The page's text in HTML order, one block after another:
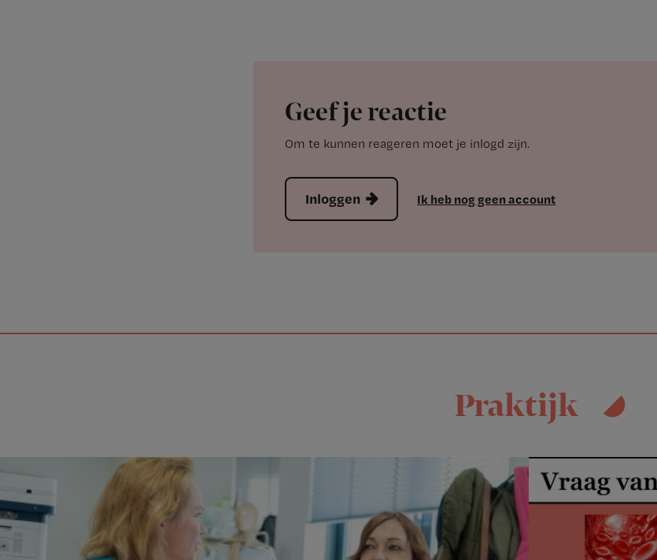
Geef je reactie
Om te kunnen reageren moet je inlogd zijn.
Inloggen Ik heb nog geen account
Praktijk